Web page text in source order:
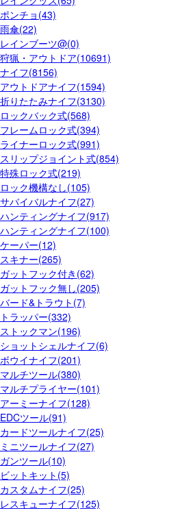
ポンチョ(43)
雨傘(22)
レインブーツ@(0)
狩猟・アウトドア(10691)
ナイフ(8156)
アウトドアナイフ(1594)
折りたたみナイフ(3130)
ロックバック式(568)
フレームロック式(394)
ライナーロック式(991)
スリップジョイント式(854)
特殊ロック式(219)
ロック機構なし(105)
サバイバルナイフ(27)
ハンティングナイフ(917)
ハンティングナイフ(100)
ケーパー(12)
スキナー(265)
ガットフック付き(62)
ガットフック無し(205)
バード&トラウト(7)
トラッパー(332)
ストックマン(196)
ショットシェルナイフ(6)
ボウイナイフ(201)
マルチツール(380)
マルチプライヤー(101)
アーミーナイフ(128)
EDCツール(91)
カードツールナイフ(25)
ミニツールナイフ(27)
ガンツール(10)
ビットキット(5)
カスタムナイフ(25)
レスキューナイフ(125)